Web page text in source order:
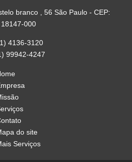
branco , 56 São Paulo - CEP:
18147-000
4136-3120
99942-4247
do site
Serviços